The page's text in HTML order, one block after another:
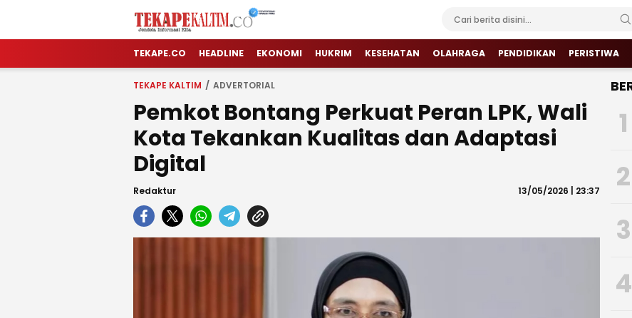
TEKAPE KALTIM
Jendela Informasi Kita
TEKAPE.CO HEADLINE EKONOMI HUKRIM KESEHATAN OLAHRAGA PENDIDIKAN PERISTIWA
TEKAPE KALTIM ADVERTORIAL
Pemkot Bontang Perkuat Peran LPK, Wali
Kota Tekankan Kualitas dan Adaptasi
Digital
Redaktur 13/05/2026 | 23:37
1
2
3
4